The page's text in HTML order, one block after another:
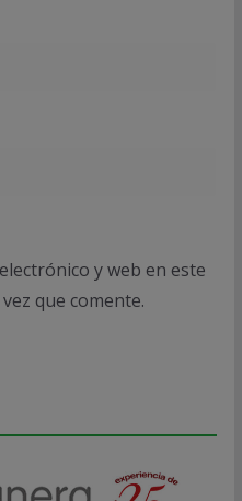
y web en este
que comente.